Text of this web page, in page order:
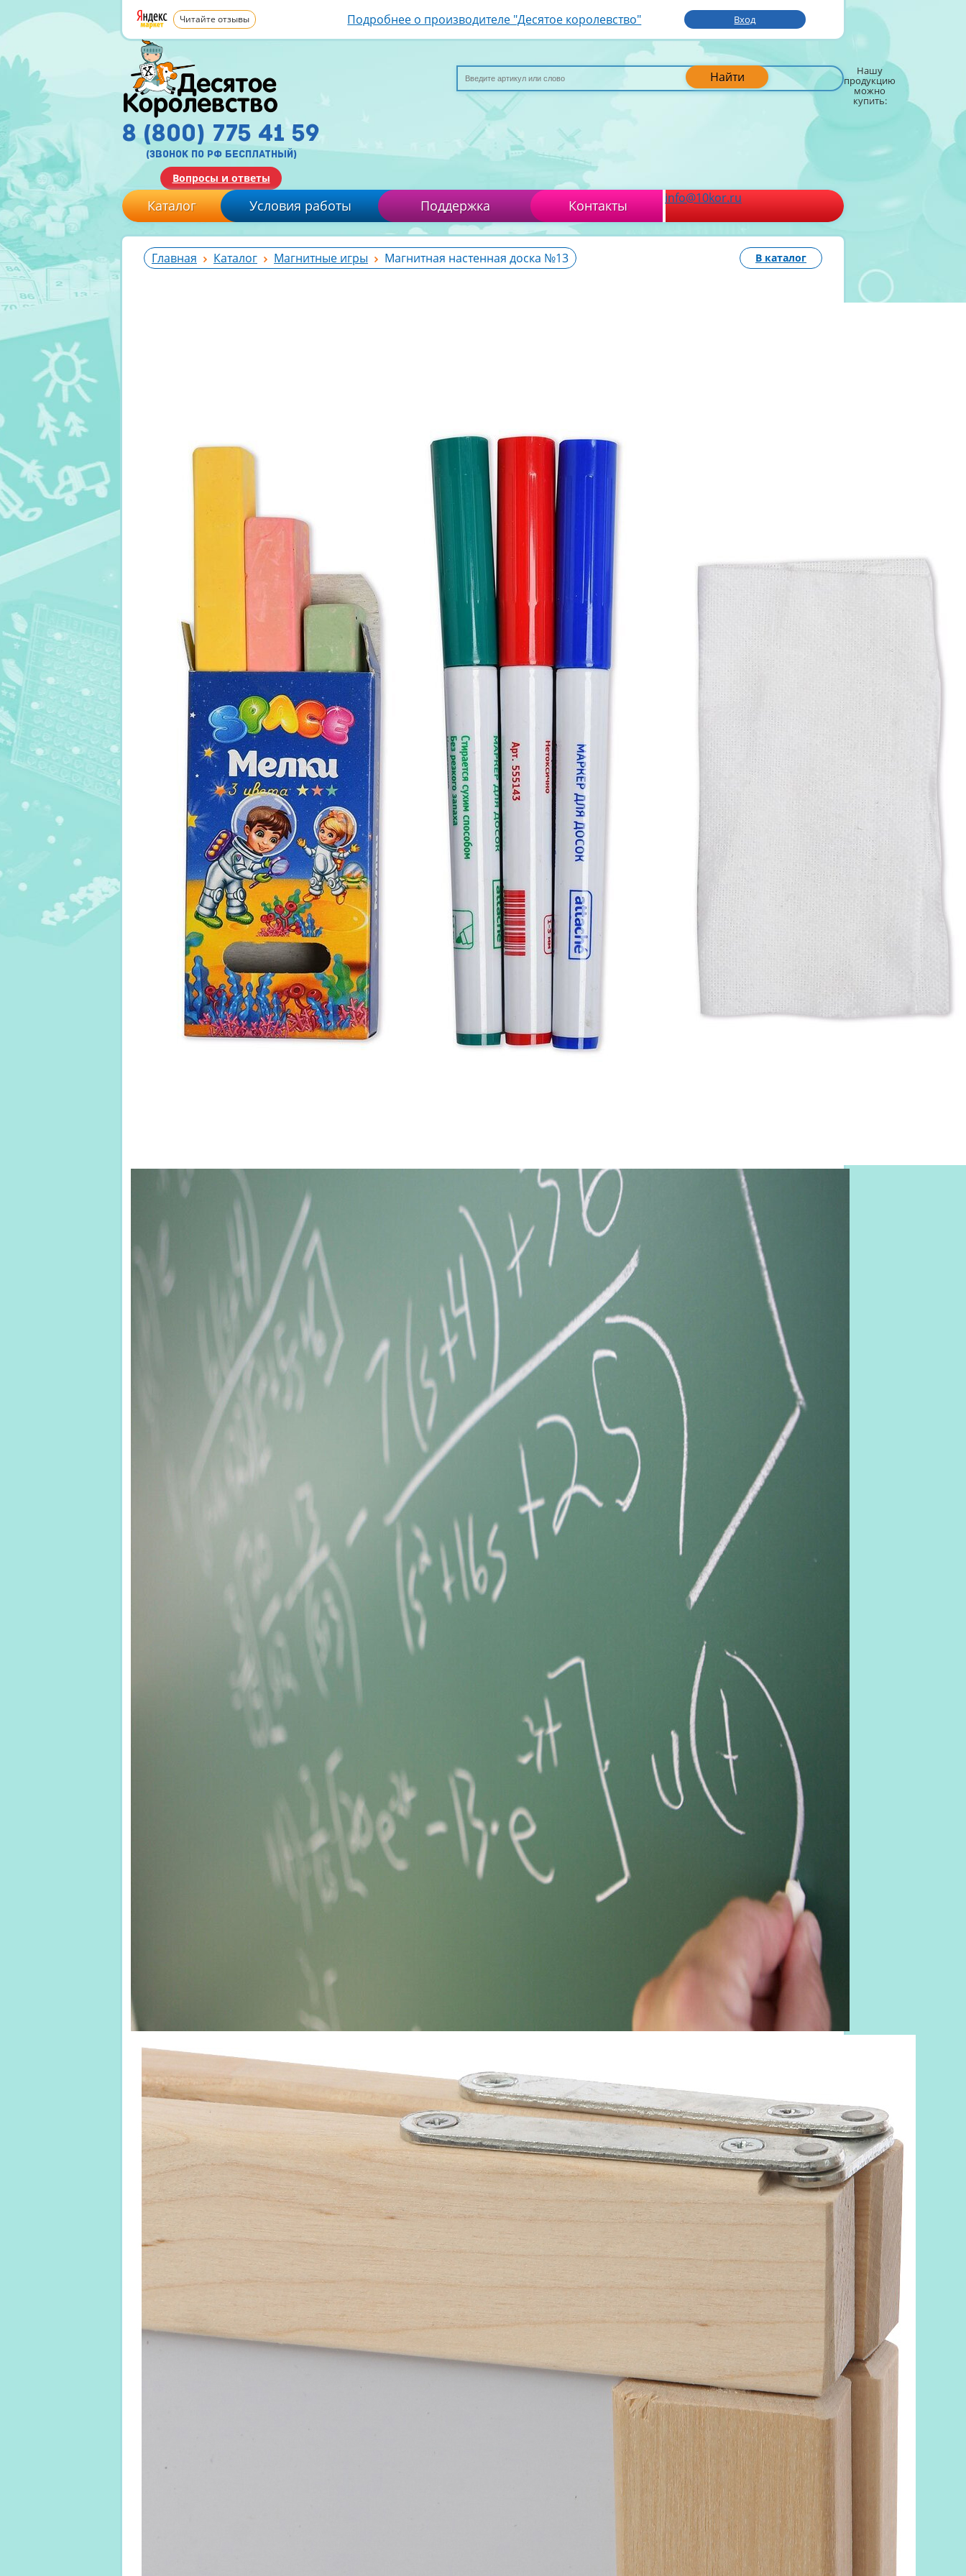
Читайте отзывы Подробнее о производителе "Десятое королевство" Вход
Найти Нашу
продукцию
можно
купить:
8 (800) 775 41 59
(звонок по рф бесплатный)
Вопросы и ответы
Каталог Условия работы Поддержка Контакты info@10kor.ru
Главная Каталог Магнитные игры Магнитная настенная доска №13 В каталог